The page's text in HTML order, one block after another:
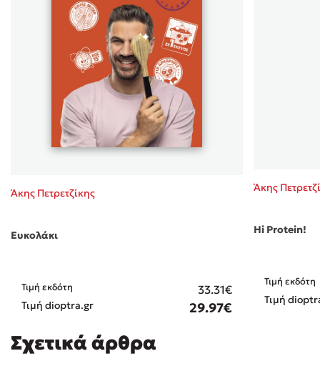
Άκης Πετρετζίκης
Ευκολάκι
Τιμή εκδότη 33.31€
Τιμή dioptra.gr 29.97€
Άκης
Hi Protein!
Τιμή εκδότη
Τιμή
Σχετικά άρθρα